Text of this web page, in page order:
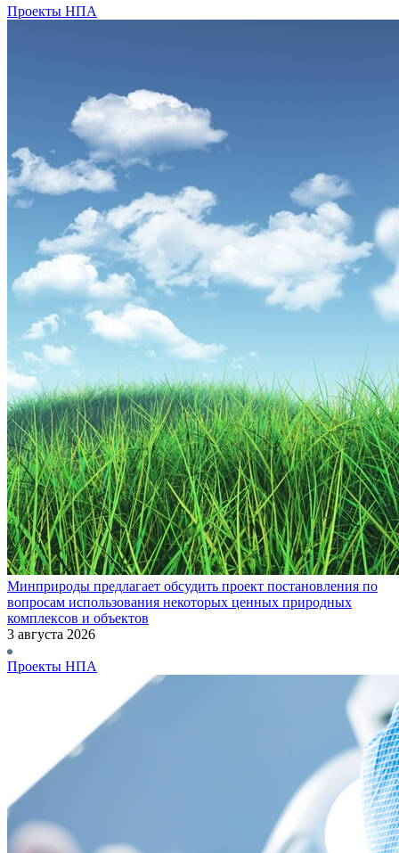
Проекты НПА
Минприроды предлагает обсудить проект постановления по
вопросам использования некоторых ценных природных
комплексов и объектов
3 августа 2026
Проекты НПА